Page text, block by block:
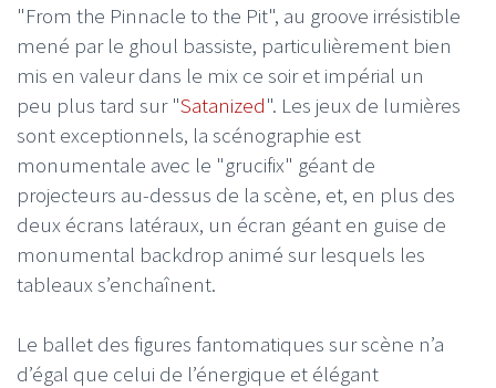
"From the Pinnacle to the Pit", au groove irrésistible
mené par le ghoul bassiste, particulièrement bien
mis en valeur dans le mix ce soir et impérial un
peu plus tard sur "Satanized". Les jeux de lumières
sont exceptionnels, la scénographie est
monumentale avec le "grucifix" géant de
projecteurs au-dessus de la scène, et, en plus des
deux écrans latéraux, un écran géant en guise de
monumental backdrop animé sur lesquels les
tableaux s’enchaînent.
Le ballet des figures fantomatiques sur scène n’a
d’égal que celui de l’énergique et élégant